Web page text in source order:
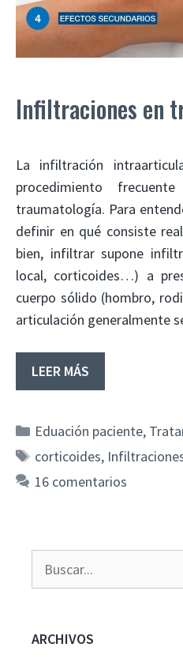
Infiltraciones en
La infiltración
procedimiento
traumatología. Para
definir en qué consiste
bien, infiltrar supone
local, corticoides…) a
cuerpo sólido (hombro,
articulación generalmente
LEER MÁS
Categorías
Eduación paciente,
Etiquetas
corticoides,
16 comentarios
ARCHIVOS